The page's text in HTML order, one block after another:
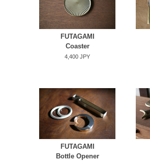
FUTAGAMI
Coaster
4,400 JPY
FUTAGAMI
Bottle Opener